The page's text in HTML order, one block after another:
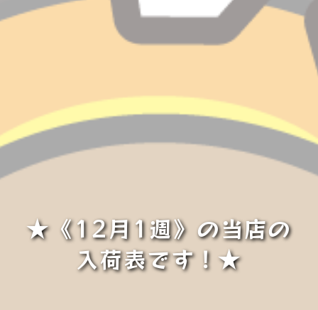
★《12月1週》の当店の
入荷表です！★